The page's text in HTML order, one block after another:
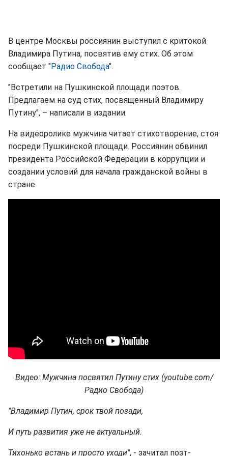
В центре Москвы россиянин выступил с критокой
Владимира Путина, посвятив ему стих. Об этом
сообщает "Радио Свобода".
"Встретили на Пушкинской площади поэтов.
Предлагаем на суд стих, посвященный Владимиру
Путину", – написали в издании.
На видеоролике мужчина читает стихотворение, стоя
посреди Пушкинской площади. Россиянин обвинил
президента Российской Федерации в коррупции и
создании условий для начала гражданской войны в
стране.
Видео: Мужчина посвятил Путину стих (youtube.com/
Радио Свобода)
"Владимир Путин, срок твой позади,
И путь развития уже не актуальный.
Тихонько встань и просто уходи", - зачитал поэт-